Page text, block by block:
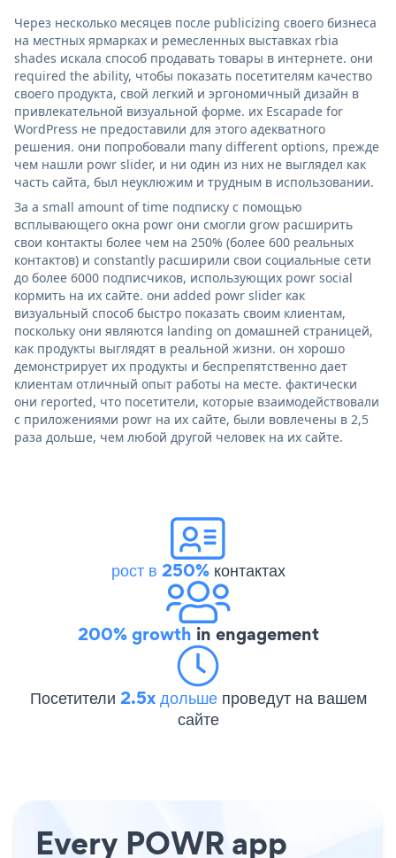
Через несколько месяцев после publicizing своего бизнеса
на местных ярмарках и ремесленных выставках rbia
shades искала способ продавать товары в интернете. они
required the ability, чтобы показать посетителям качество
своего продукта, свой легкий и эргономичный дизайн в
привлекательной визуальной форме. их Escapade for
WordPress не предоставили для этого адекватного
решения. они попробовали many different options, прежде
чем нашли powr slider, и ни один из них не выглядел как
часть сайта, был неуклюжим и трудным в использовании.
За a small amount of time подписку с помощью
всплывающего окна powr они смогли grow расширить
свои контакты более чем на 250% (более 600 реальных
контактов) и constantly расширили свои социальные сети
до более 6000 подписчиков, использующих powr social
кормить на их сайте. они added powr slider как
визуальный способ быстро показать своим клиентам,
поскольку они являются landing on домашней страницей,
как продукты выглядят в реальной жизни. он хорошо
демонстрирует их продукты и беспрепятственно дает
клиентам отличный опыт работы на месте. фактически
они reported, что посетители, которые взаимодействовали
с приложениями powr на их сайте, были вовлечены в 2,5
раза дольше, чем любой другой человек на их сайте.
рост в 250%контактах
200% growth in engagement
Посетители 2.5x дольше проведут на вашем
сайте
Every POWR app